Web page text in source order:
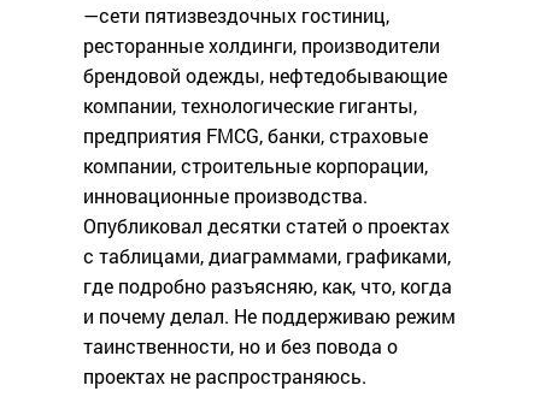
—сети пятизвездочных гостиниц,
ресторанные холдинги, производители
брендовой одежды, нефтедобывающие
компании, технологические гиганты,
предприятия FMCG, банки, страховые
компании, строительные корпорации,
инновационные производства.
Опубликовал десятки статей о проектах
с таблицами, диаграммами, графиками,
где подробно разъясняю, как, что, когда
и почему делал. Не поддерживаю режим
таинственности, но и без повода о
проектах не распространяюсь.